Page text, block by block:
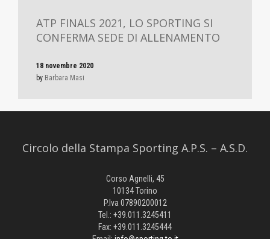
ATP FINALS 2021, LO SPORTING SI
CONFERMA SEDE DI ALLENAMENTO
18 novembre 2020
by Barbara Masi
Circolo della Stampa Sporting A.P.S. – A.S.D.
Corso Agnelli, 45
10134 Torino
P.Iva 07890200012
Tel.: +39.011.3245411
Fax: +39.011.3245444